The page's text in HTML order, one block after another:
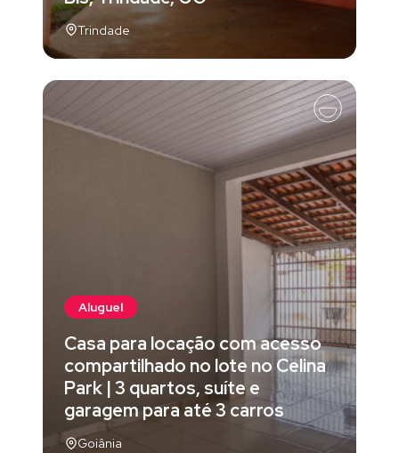
Trindade
Aluguel
Casa para locação com acesso
compartilhado no lote no Celina
Park | 3 quartos, suíte e
garagem para até 3 carros
Goiânia